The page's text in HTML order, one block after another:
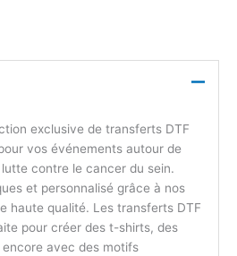
exclusive de transferts DTF
vos événements autour de
lutte contre le cancer du sein.
et personnalisé grâce à nos
haute qualité. Les transferts DTF
pour créer des t-shirts, des
avec des motifs